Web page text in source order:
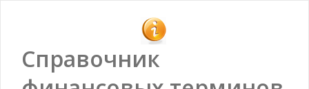
Справочник